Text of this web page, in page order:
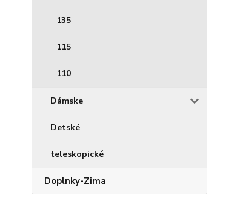
135
115
110
Dámske
Detské
teleskopické
Doplnky-Zima